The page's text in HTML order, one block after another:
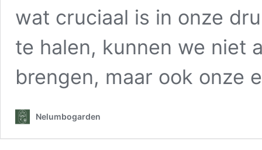
wat cruciaal is in onze
te halen, kunnen we niet
brengen, maar ook onze
Nelumbogarden